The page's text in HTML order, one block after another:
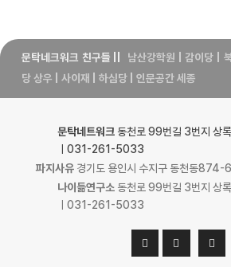
문탁네크워크 친구들 남산강학원 감이당
당 상우
사이재 하심당| 인문공간 세종
문탁네트워크 동천로 99번길 3번지 상
ㅣ031-261-5033
파지사유경기도 용인시 수지구 동천동
나이듦연구소 동천로 99번길 3번지 상
ㅣ031-261-5033